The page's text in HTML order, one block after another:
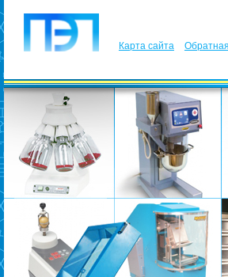
Карта сайта